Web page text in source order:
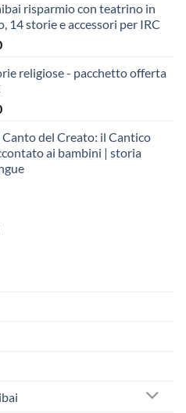
risparmio con teatrino in
14 storie e accessori per IRC
Il
attuale
€383,00.
religiose - pacchetto offerta
Il
attuale
è:
€250,00.
Canto del Creato: il Cantico
ai bambini | storia